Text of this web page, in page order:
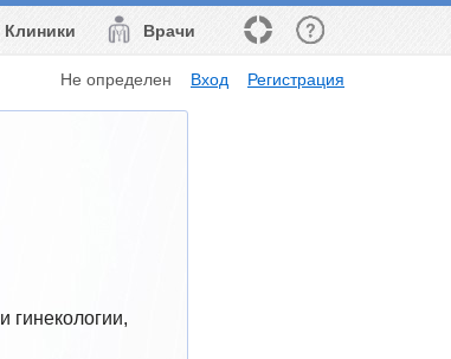
Врачи
Клиники
Не определен Вход Регистрация
гинекологии,